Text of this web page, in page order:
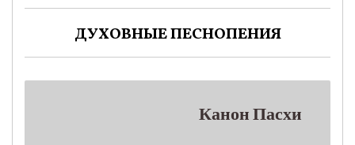
ДУХОВНЫЕ ПЕСНОПЕНИЯ
Канон Пасхи